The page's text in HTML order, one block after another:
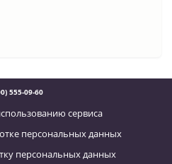
555-09-60
сервиса
персональных данных
персональных данных